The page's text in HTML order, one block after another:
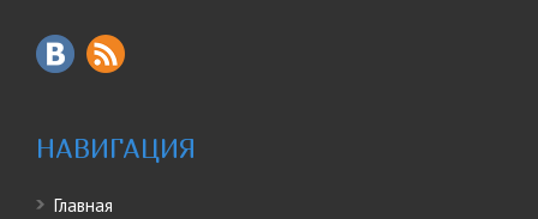
НАВИГАЦИЯ
Главная